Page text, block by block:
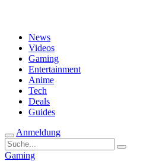
News
Videos
Gaming
Entertainment
Anime
Tech
Deals
Guides
Anmeldung
Suche
nach:
Gaming